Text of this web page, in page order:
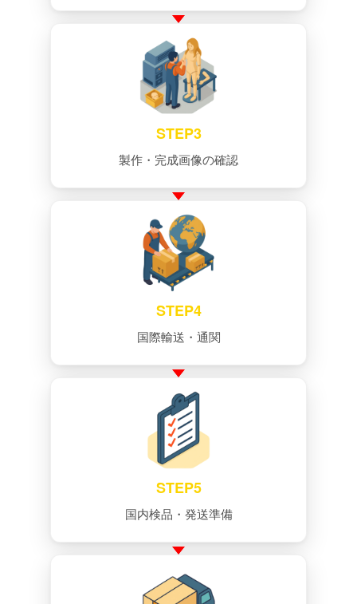
STEP3
製作・完成画像の確認
STEP4
国際輸送・通関
STEP5
国内検品・発送準備